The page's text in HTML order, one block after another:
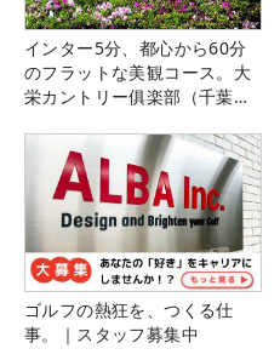
インター5分、都心から60分
のフラットな美観コース。大
栄カントリー俱楽部（千葉
ゴルフの熱狂を、つくる仕
事。｜スタッフ募集中